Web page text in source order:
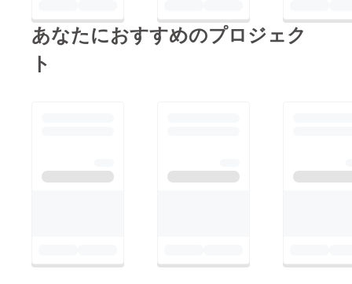
あなたにおすすめのプロジェク
ト